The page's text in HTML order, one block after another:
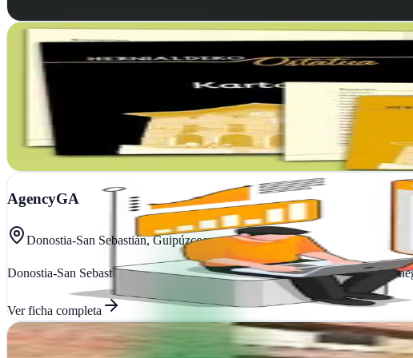
Ver ficha
Agencia de publicidad y comunicación Belako Publizitatea
Anoeta, Guipúzcoa
Belako revoluciona la comunicación en Guipúzcoa con redacción estratégica y
Ver ficha completa
AgencyGA
Donostia-San Sebastián, Guipúzcoa
Donostia-San Sebastián: diseño web y estrategias de marketing que impulsan
Ver ficha completa
B COMUNICACIÓN